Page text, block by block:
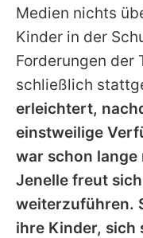
Medien nichts
Kinder in der
Forderungen der
schließlich
erleichtert,
einstweilige
war schon
Jenelle freut
weiterzuführen.
ihre Kinder, sich